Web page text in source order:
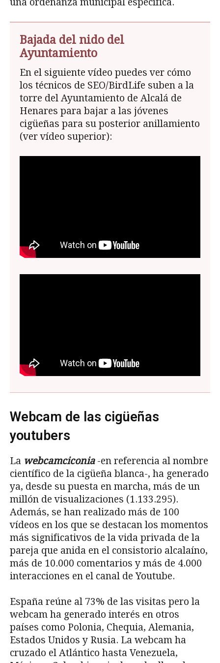
Bajada del nido del
Ayuntamiento
En el siguiente vídeo puedes ver cómo
los técnicos de SEO/BirdLife suben a la
torre del Ayuntamiento de Alcalá de
Henares para bajar a las jóvenes
cigüeñas para su posterior anillamiento
(ver vídeo superior):
Webcam de las cigüeñas
youtubers
La webcamciconia-en referencia al nombre
científico de la cigüeña blanca-, ha generado
ya, desde su puesta en marcha, más de un
millón de visualizaciones (1.133.295).
Además, se han realizado más de 100
vídeos en los que se destacan los momentos
más significativos de la vida privada de la
pareja que anida en el consistorio alcalaíno,
más de 10.000 comentarios y más de 4.000
interacciones en el canal de Youtube.
España reúne al 73% de las visitas pero la
webcam ha generado interés en otros
países como Polonia, Chequia, Alemania,
Estados Unidos y Rusia. La webcam ha
cruzado el Atlántico hasta Venezuela,